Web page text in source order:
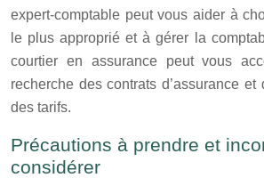
expert-comptable peut vous aider à
le plus approprié et à gérer la
courtier en assurance peut vous
recherche des contrats d’assurance
des tarifs.
Précautions à prendre et
considérer